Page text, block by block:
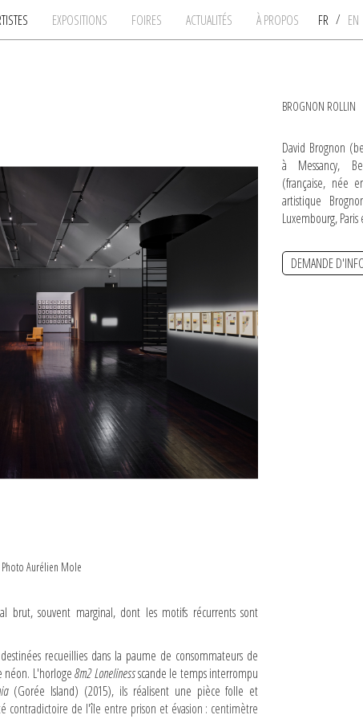
EXPOSITIONS FOIRES ACTUALITÉS À PROPOS FR / EN
Aurélien Mole
BROGNON ROLLIN
David Brognon
à Messancy,
(française, née
artistique
Luxembourg,
DEMANDE
brut, souvent marginal, dont les motifs récurrents sont
recueillies dans la paume de consommateurs de
néon. L'horloge8m2 Lonelinessscande le temps interrompu
(Gorée Island) (2015), ils réalisent une pièce folle et
contradictoire de l'île entre prison et évasion : centimètre